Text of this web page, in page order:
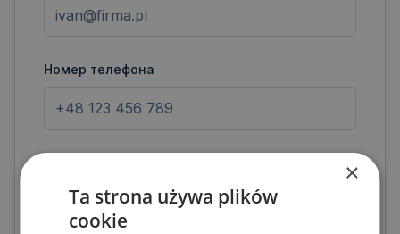
Номер телефона
Выберите тему
×
Ta strona używa plików
cookie